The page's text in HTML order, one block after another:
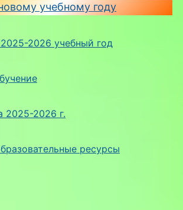
учебному году
2026 учебный год
2025-2026 г.
ресурсы